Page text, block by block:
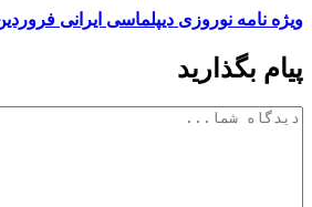
ویژه نامه نوروزی دیپلماسی ایرانی فروردین
پیام بگذارید
دیدگاه